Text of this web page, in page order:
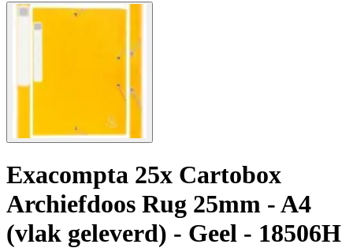
Exacompta 25x Cartobox
Archiefdoos Rug 25mm - A4
(vlak geleverd) - Geel - 18506H